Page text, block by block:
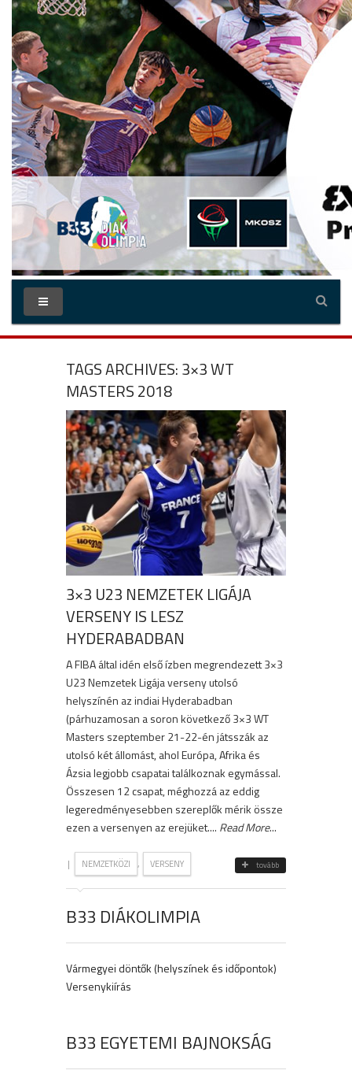
TAGS ARCHIVES: 3×3 WT
MASTERS 2018
3×3 U23 NEMZETEK LIGÁJA
VERSENY IS LESZ
HYDERABADBAN
A FIBA által idén első ízben megrendezett 3×3
U23 Nemzetek Ligája verseny utolsó
helyszínén az indiai Hyderabadban
(párhuzamosan a soron következő 3×3 WT
Masters szeptember 21-22-én játsszák az
utolsó két állomást, ahol Európa, Afrika és
Ázsia legjobb csapatai találkoznak egymással.
Összesen 12 csapat, méghozzá az eddig
legeredményesebben szereplők mérik össze
ezen a versenyen az erejüket.... Read More...
| NEMZETKÖZI , VERSENY tovább
B33 DIÁKOLIMPIA
Vármegyei döntők (helyszínek és időpontok)
Versenykiírás
B33 EGYETEMI BAJNOKSÁG